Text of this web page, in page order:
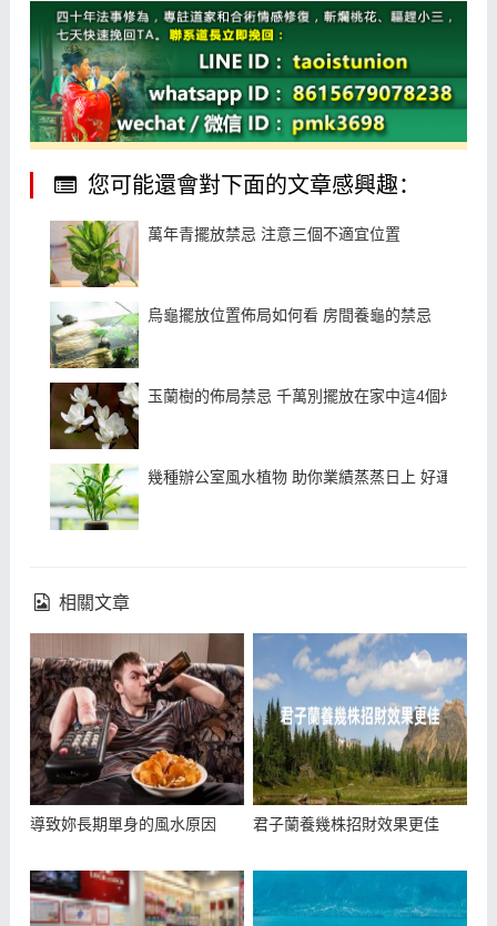
您可能還會對下面的文章感興趣：
萬年青擺放禁忌 注意三個不適宜位置
烏龜擺放位置佈局如何看 房間養龜的禁忌
玉蘭樹的佈局禁忌 千萬別擺放在家中這4個地方 不
幾種辦公室風水植物 助你業績蒸蒸日上 好運滾
相關文章
導致妳長期單身的風水原因 君子蘭養幾株招財效果更佳